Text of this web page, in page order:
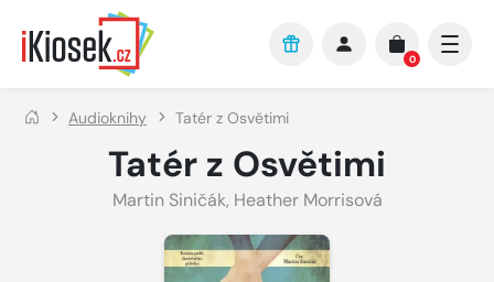
Přejít na hlavní obsah
0
Audioknihy Tatér z Osvětimi
Tatér z Osvětimi
Martin Siničák, Heather Morrisová